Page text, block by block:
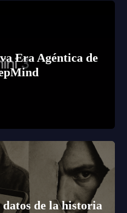
Era Agéntica de
de la historia